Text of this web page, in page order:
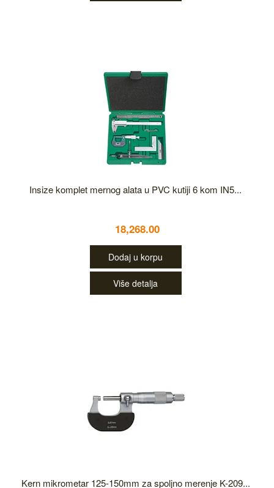
Insize komplet mernog alata u PVC kutiji 6 kom IN5...
18,268.00
Dodaj u korpu
Više detalja
Kern mikrometar 125-150mm za spoljno merenje K-209...